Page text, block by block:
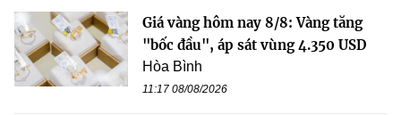
Giá vàng hôm nay 8/8: Vàng tăng
"bốc đầu", áp sát vùng 4.350 USD
Hòa Bình
11:17 08/08/2026